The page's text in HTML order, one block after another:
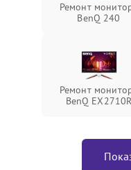
Ремонт
BenQ 240
Ремонт
BenQ EX2710R